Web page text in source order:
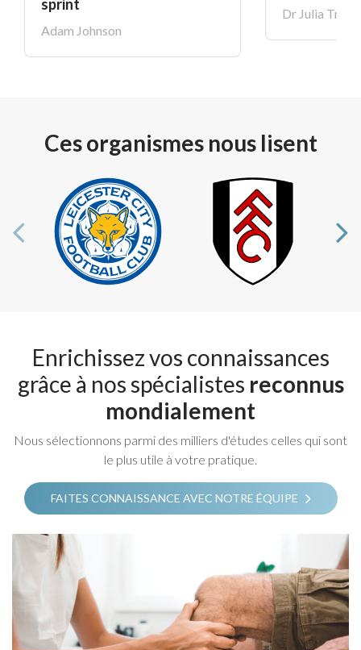
sprint
Adam Johnson
Dr Julia
Ces organismes nous lisent
Enrichissez vos connaissances
grâce à nos spécialistes reconnus
mondialement
Nous sélectionnons parmi des milliers d'études celles qui sont
le plus utile à votre pratique.
FAITES CONNAISSANCE AVEC NOTRE ÉQUIPE